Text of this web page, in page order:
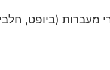
מעברות (ביופט,